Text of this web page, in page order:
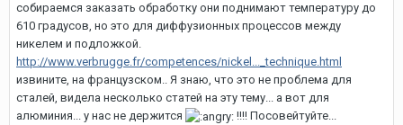
собираемся заказать обработку они поднимают температуру до
610 градусов, но это для диффузионных процессов между
никелем и подложкой.
http://www.verbrugge.fr/competences/nickel..._technique.html
извините, на французском.. Я знаю, что это не проблема для
сталей, видела несколько статей на эту тему... а вот для
алюминия... у нас не держится
!!!! Посовейтуйте...